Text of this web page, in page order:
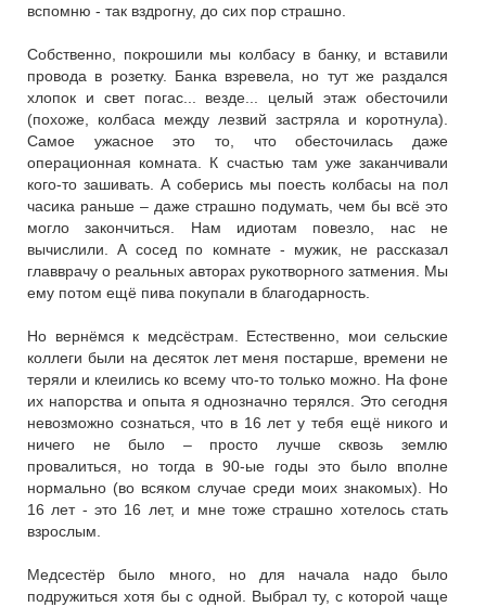
вспомню - так вздрогну, до сих пор страшно.
Собственно, покрошили мы колбасу в банку, и вставили
провода в розетку. Банка взревела, но тут же раздался
хлопок и свет погас... везде... целый этаж обесточили
(похоже, колбаса между лезвий застряла и коротнула).
Самое ужасное это то, что обесточилась даже
операционная комната. К счастью там уже заканчивали
кого-то зашивать. А соберись мы поесть колбасы на пол
часика раньше – даже страшно подумать, чем бы всё это
могло закончиться. Нам идиотам повезло, нас не
вычислили. А сосед по комнате - мужик, не рассказал
главврачу о реальных авторах рукотворного затмения. Мы
ему потом ещё пива покупали в благодарность.
Но вернёмся к медсёстрам. Естественно, мои сельские
коллеги были на десяток лет меня постарше, времени не
теряли и клеились ко всему что-то только можно. На фоне
их напорства и опыта я однозначно терялся. Это сегодня
невозможно сознаться, что в 16 лет у тебя ещё никого и
ничего не было – просто лучше сквозь землю
провалиться, но тогда в 90-ые годы это было вполне
нормально (во всяком случае среди моих знакомых). Но
16 лет - это 16 лет, и мне тоже страшно хотелось стать
взрослым.
Медсестёр было много, но для начала надо было
подружиться хотя бы с одной. Выбрал ту, с которой чаще